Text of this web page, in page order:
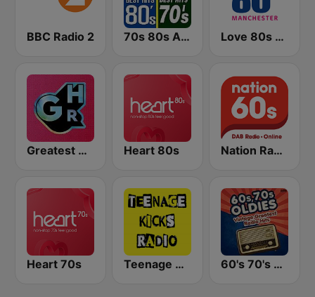
BBC Radio 2 70s 80s All Time Greatest Love 80s - Manchester
Greatest Hits Radio Heart 80s Nation Radio 60s
Heart 70s Teenage Kicks Radio 60's 70's Oldies